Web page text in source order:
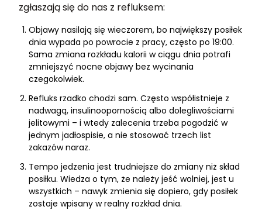
zgłaszają się do nas z refluksem:
Objawy nasilają się wieczorem, bo największy posiłek
dnia wypada po powrocie z pracy, często po 19:00.
Sama zmiana rozkładu kalorii w ciągu dnia potrafi
zmniejszyć nocne objawy bez wycinania
czegokolwiek.
Refluks rzadko chodzi sam. Często współistnieje z
nadwagą, insulinoopornością albo dolegliwościami
jelitowymi – i wtedy zalecenia trzeba pogodzić w
jednym jadłospisie, a nie stosować trzech list
zakazów naraz.
Tempo jedzenia jest trudniejsze do zmiany niż skład
posiłku. Wiedza o tym, że należy jeść wolniej, jest u
wszystkich – nawyk zmienia się dopiero, gdy posiłek
zostaje wpisany w realny rozkład dnia.